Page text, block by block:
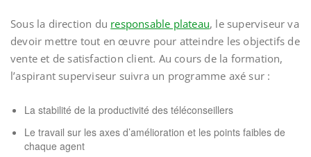
Sous la direction du responsable plateau, le superviseur va
devoir mettre tout en œuvre pour atteindre les objectifs de
vente et de satisfaction client. Au cours de la formation,
l’aspirant superviseur suivra un programme axé sur :
La stabilité de la productivité des téléconseillers
Le travail sur les axes d’amélioration et les points faibles de
chaque agent